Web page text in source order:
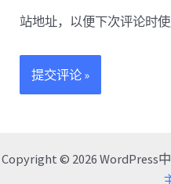
站地址，以便下次评论时使
Copyright © 2026 WordPress